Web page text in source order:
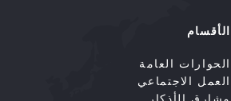
الأقسام
الحوارات العامة
العمل الاجتماعي
مشارق الأذكار